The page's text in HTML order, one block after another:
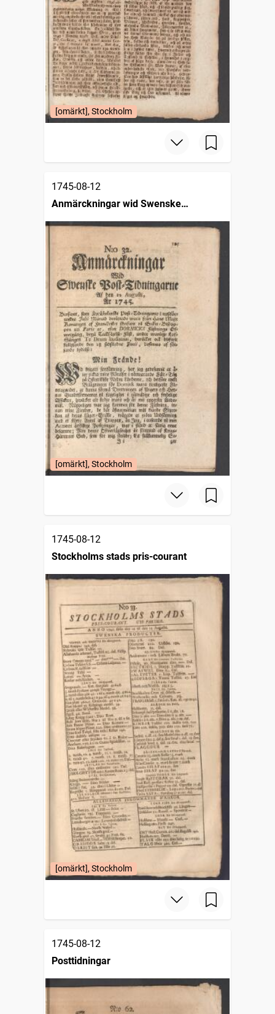
[omärkt], Stockholm
1745-08-12
Anmärckningar wid Swenske
posttidningarne
[omärkt], Stockholm
1745-08-12
Stockholms stads pris-courant
[omärkt], Stockholm
1745-08-12
Posttidningar